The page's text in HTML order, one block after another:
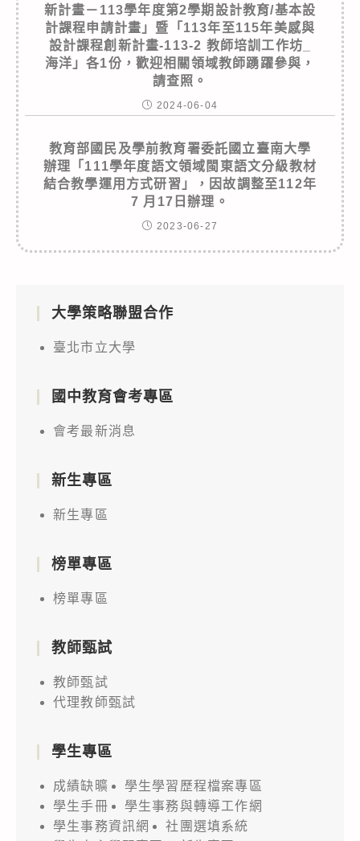
新計畫－113學年度第2學期設計教育/基本設
計課程申請計畫」暨「113年至115年美感與
設計課程創新計畫-113-2 教師培訓工作坊_
海洋」各1份，歡迎相關領域教師踴躍參與，
請查照。
2024-06-04
教育部國民及學前教育署委託國立臺南大學
辦理「111學年度語文領域閩東語文分級教材
結合教學運用方式研習」，因故調整至112年
7 月17日辦理。
2023-06-27
大學策略聯盟合作
臺北市立大學
國中教育會考專區
會考最新消息
新生專區
新生專區
榜單專區
榜單專區
教師甄試
教師甄試
代理教師甄試
學生專區
成績缺曠
學生學習歷程檔案專區
學生手冊
學生事務與轉導工作網
學生事務資訊網
社團選填系統